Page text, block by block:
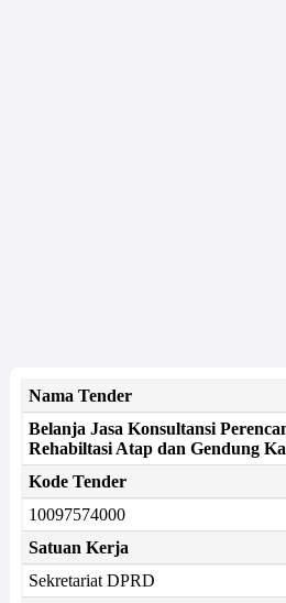
Nama Tender
Belanja Jasa Konsultansi
Rehabiltasi Atap dan Gendung
Kode Tender
10097574000
Satuan Kerja
Sekretariat DPRD